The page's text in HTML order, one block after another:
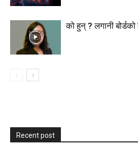
को हुन् ? लगानी
Recent post